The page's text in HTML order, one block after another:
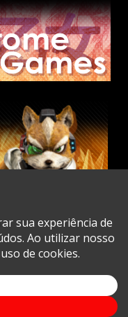
SpotifyCookie
Policy